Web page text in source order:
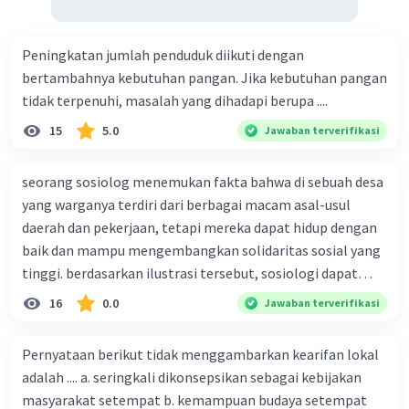
Peningkatan jumlah penduduk diikuti dengan
bertambahnya kebutuhan pangan. Jika kebutuhan pangan
tidak terpenuhi, masalah yang dihadapi berupa ....
15 5.0 Jawaban terverifikasi
seorang sosiolog menemukan fakta bahwa di sebuah desa
yang warganya terdiri dari berbagai macam asal-usul
daerah dan pekerjaan, tetapi mereka dapat hidup dengan
baik dan mampu mengembangkan solidaritas sosial yang
tinggi. berdasarkan ilustrasi tersebut, sosiologi dapat
berfungsi sebagai ilmu yang ....
16 0.0 Jawaban terverifikasi
Pernyataan berikut tidak menggambarkan kearifan lokal
adalah .... a. seringkali dikonsepsikan sebagai kebijakan
masyarakat setempat b. kemampuan budaya setempat